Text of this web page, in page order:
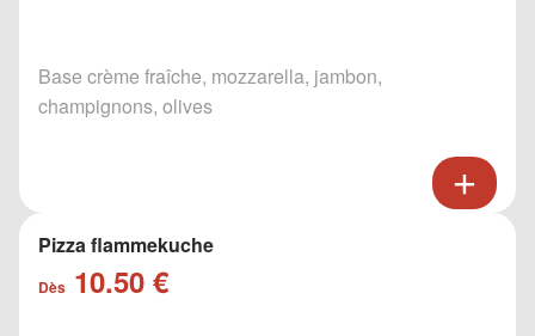
Base crème fraîche, mozzarella, jambon,
champignons, olives
Pizza flammekuche
Dès 10.50 €